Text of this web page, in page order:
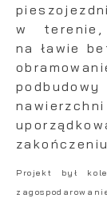
w
na ławie
Projekt był